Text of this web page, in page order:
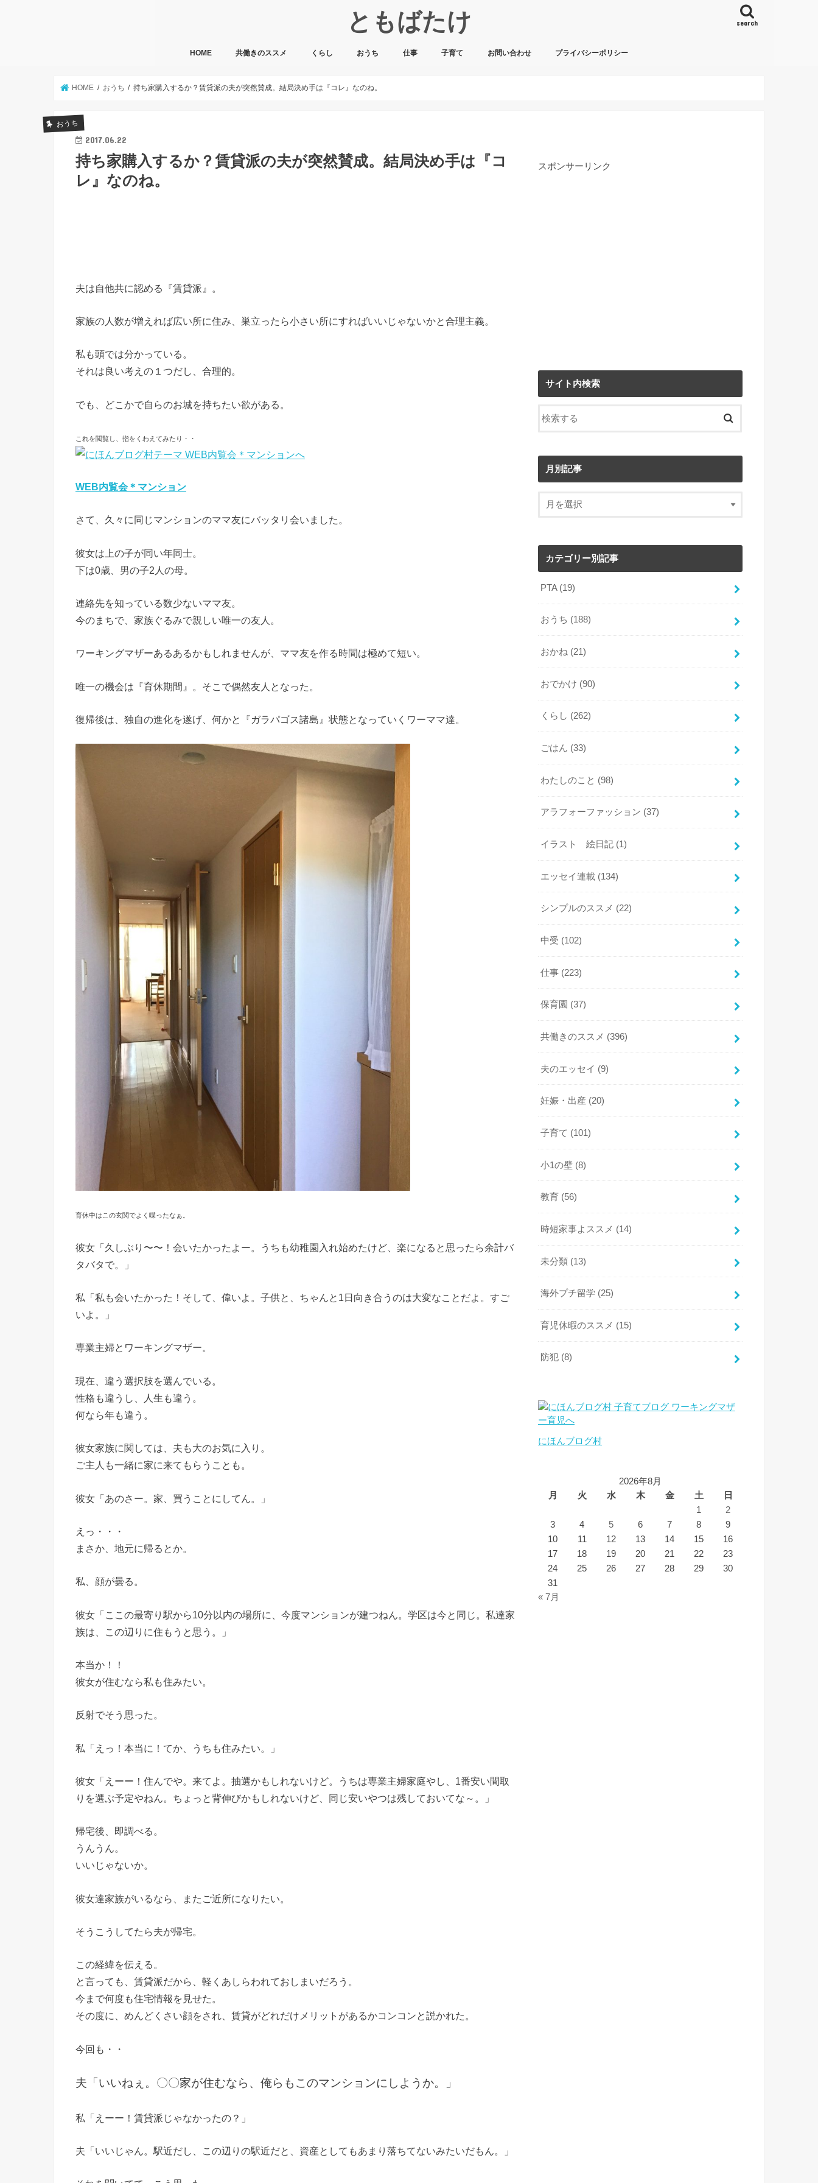
ともばたけ search
HOME 共働きのススメ くらし おうち 仕事 子育て お問い合わせ プライバシーポリシー
HOME おうち 持ち家購入するか？賃貸派の夫が突然賛成。結局決め手は『コレ』なのね。
おうち
2017.06.22
持ち家購入するか？賃貸派の夫が突然賛成。結局決め手は『コ
レ』なのね。
夫は自他共に認める『賃貸派』。
家族の人数が増えれば広い所に住み、巣立ったら小さい所にすればいいじゃないかと合理主義。
私も頭では分かっている。
それは良い考えの１つだし、合理的。
でも、どこかで自らのお城を持ちたい欲がある。
これを閲覧し、指をくわえてみたり・・
WEB内覧会＊マンション
さて、久々に同じマンションのママ友にバッタリ会いました。
彼女は上の子が同い年同士。
下は0歳、男の子2人の母。
連絡先を知っている数少ないママ友。
今のまちで、家族ぐるみで親しい唯一の友人。
ワーキングマザーあるあるかもしれませんが、ママ友を作る時間は極めて短い。
唯一の機会は『育休期間』。そこで偶然友人となった。
復帰後は、独自の進化を遂げ、何かと『ガラパゴス諸島』状態となっていくワーママ達。
育休中はこの玄関でよく喋ったなぁ。
彼女「久しぶり〜〜！会いたかったよー。うちも幼稚園入れ始めたけど、楽になると思ったら余計バ
タバタで。」
私「私も会いたかった！そして、偉いよ。子供と、ちゃんと1日向き合うのは大変なことだよ。すご
いよ。」
専業主婦とワーキングマザー。
現在、違う選択肢を選んでいる。
性格も違うし、人生も違う。
何なら年も違う。
彼女家族に関しては、夫も大のお気に入り。
ご主人も一緒に家に来てもらうことも。
彼女「あのさー。家、買うことにしてん。」
えっ・・・
まさか、地元に帰るとか。
私、顔が曇る。
彼女「ここの最寄り駅から10分以内の場所に、今度マンションが建つねん。学区は今と同じ。私達家
族は、この辺りに住もうと思う。」
本当か！！
彼女が住むなら私も住みたい。
反射でそう思った。
私「えっ！本当に！てか、うちも住みたい。」
彼女「えーー！住んでや。来てよ。抽選かもしれないけど。うちは専業主婦家庭やし、1番安い間取
りを選ぶ予定やねん。ちょっと背伸びかもしれないけど、同じ安いやつは残しておいてな～。」
帰宅後、即調べる。
うんうん。
いいじゃないか。
彼女達家族がいるなら、またご近所になりたい。
そうこうしてたら夫が帰宅。
この経緯を伝える。
と言っても、賃貸派だから、軽くあしらわれておしまいだろう。
今まで何度も住宅情報を見せた。
その度に、めんどくさい顔をされ、賃貸がどれだけメリットがあるかコンコンと説かれた。
今回も・・
夫「いいねぇ。〇〇家が住むなら、俺らもこのマンションにしようか。」
私「えーー！賃貸派じゃなかったの？」
夫「いいじゃん。駅近だし、この辺りの駅近だと、資産としてもあまり落ちてないみたいだもん。」
スポンサーリンク
サイト内検索
月別記事
カテゴリー別記事
PTA (19)
おうち (188)
おかね (21)
おでかけ (90)
くらし (262)
ごはん (33)
わたしのこと (98)
アラフォーファッション (37)
イラスト 絵日記 (1)
エッセイ連載 (134)
シンプルのススメ (22)
中受 (102)
仕事 (223)
保育園 (37)
共働きのススメ (396)
夫のエッセイ (9)
妊娠・出産 (20)
子育て (101)
小1の壁 (8)
教育 (56)
時短家事よススメ (14)
未分類 (13)
海外プチ留学 (25)
育児休暇のススメ (15)
防犯 (8)
にほんブログ村
2026年8月
月
火 水 木 金 土
日
1
2
3
4 5 6 7 8
9
10
11 12 13 14 15
16
17
18 19 20 21 22
23
24
25 26 27 28 29
30
31
« 7月